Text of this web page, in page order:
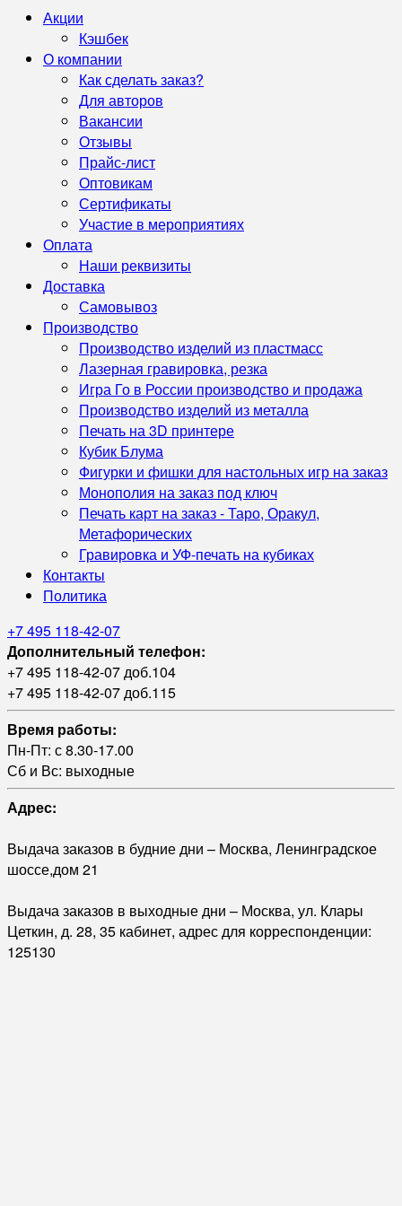
Акции
Кэшбек
О компании
Как сделать заказ?
Для авторов
Вакансии
Отзывы
Прайс-лист
Оптовикам
Сертификаты
Участие в мероприятиях
Оплата
Наши реквизиты
Доставка
Самовывоз
Производство
Производство изделий из пластмасс
Лазерная гравировка, резка
Игра Го в России производство и продажа
Производство изделий из металла
Печать на 3D принтере
Кубик Блума
Фигурки и фишки для настольных игр на заказ
Монополия на заказ под ключ
Печать карт на заказ - Таро, Оракул,
Метафорических
Гравировка и УФ‑печать на кубиках
Контакты
Политика
+7 495 118-42-07
Дополнительный телефон:
+7 495 118-42-07 доб.104
+7 495 118-42-07 доб.115
Время работы:
Пн-Пт: с 8.30-17.00
Сб и Вс: выходные
Адрес:
Выдача заказов в будние дни – Москва, Ленинградское
шоссе,дом 21
Выдача заказов в выходные дни – Москва, ул. Клары
Цеткин, д. 28, 35 кабинет, адрес для корреспонденции:
125130